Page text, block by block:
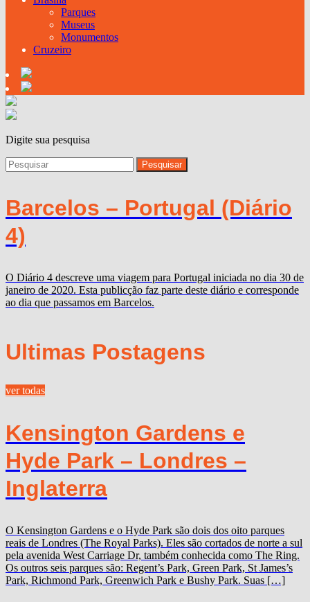
Parques
Museus
Monumentos
Cruzeiro
Digite sua pesquisa
Barcelos – Portugal (Diário
4)
O Diário 4 descreve uma viagem para Portugal iniciada no dia 30 de
janeiro de 2020. Esta publicção faz parte deste diário e corresponde
ao dia que passamos em Barcelos.
Ultimas Postagens
ver todas
Kensington Gardens e
Hyde Park – Londres –
Inglaterra
O Kensington Gardens e o Hyde Park são dois dos oito parques
reais de Londres (The Royal Parks). Eles são cortados de norte a sul
pela avenida West Carriage Dr, também conhecida como The Ring.
Os outros seis parques são: Regent’s Park, Green Park, St James’s
Park, Richmond Park, Greenwich Park e Bushy Park. Suas […]